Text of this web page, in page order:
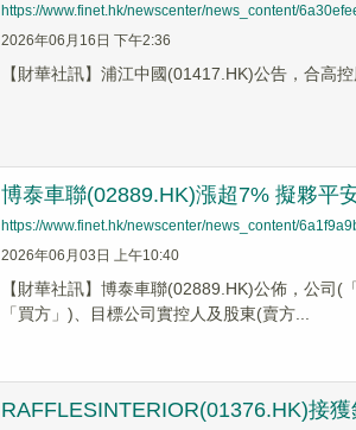
https://www.finet.hk/newscenter/news_content/
2026年06月16日 下午2:36
【財華社訊】浦江中國(01417.HK)公告，合高
博泰車聯(02889.HK)漲超7% 擬夥平
https://www.finet.hk/newscenter/news_content/
2026年06月03日 上午10:40
【財華社訊】博泰車聯(02889.HK)公佈，公司
「買方」)、目標公司實控人及股東(賣方...
RAFFLESINTERIOR(01376.HK)接